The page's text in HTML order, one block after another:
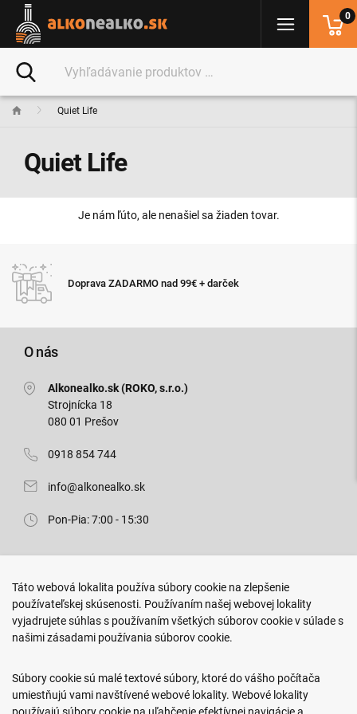
Quiet Life
Quiet Life
Je nám ľúto, ale nenašiel sa žiaden tovar.
Doprava ZADARMO nad 99€ + darček
O nás
Alkonealko.sk (ROKO, s.r.o.)
Strojnícka 18
080 01 Prešov
0918 854 744
info@alkonealko.sk
Pon-Pia: 7:00 - 15:30
Arm. gen. Svobodu 23/A
080 01 Prešov
0917 466 578
sekcovpredajna@doroka.sk
Pon-Ned: 9:00 - 20:00
0
Táto webová lokalita používa súbory cookie na zlepšenie
používateľskej skúsenosti. Používaním našej webovej lokality
vyjadrujete súhlas s používaním všetkých súborov cookie v súlade s
našimi zásadami používania súborov cookie.
Súbory cookie sú malé textové súbory, ktoré do vášho počítača
umiestňujú vami navštívené webové lokality. Webové lokality
používajú súbory cookie na uľahčenie efektívnej navigácie a